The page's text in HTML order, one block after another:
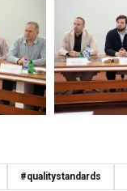
#qualitystandards